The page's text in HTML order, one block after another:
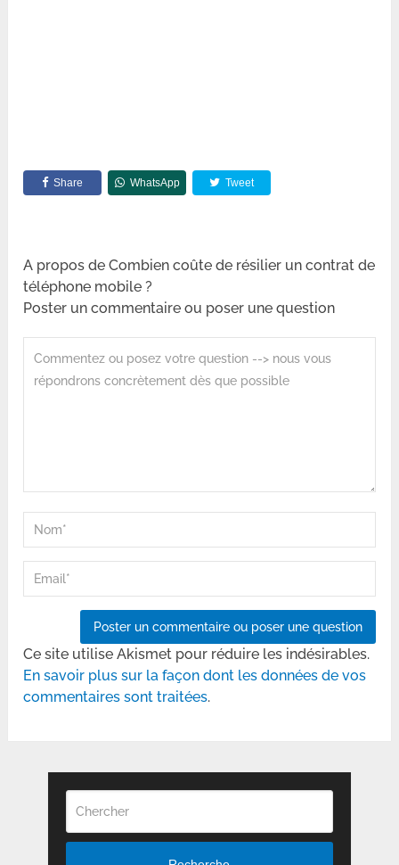
Share WhatsApp Tweet
A propos de Combien coûte de résilier un contrat de
téléphone mobile ?
Poster un commentaire ou poser une question
Ce site utilise Akismet pour réduire les indésirables.
En savoir plus sur la façon dont les données de vos
commentaires sont traitées.